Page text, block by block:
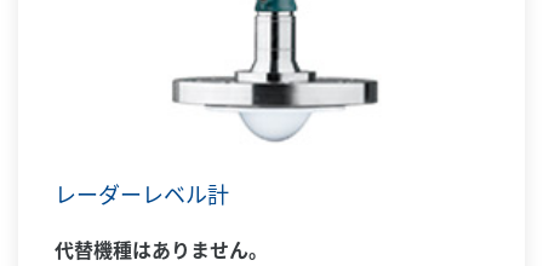
レーダーレベル計
代替機種はありません。